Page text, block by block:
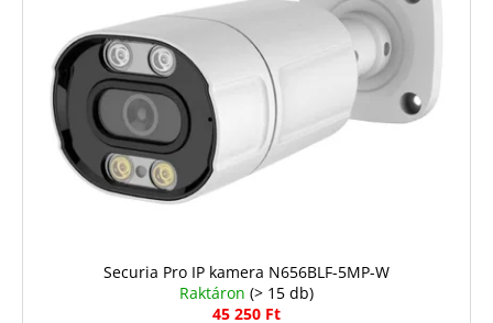
Securia Pro IP kamera N656BLF-5MP-W
Raktáron (> 15 db)
45 250 Ft